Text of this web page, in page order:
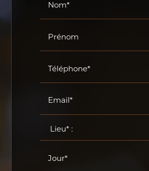
Nom*
Prénom
Téléphone*
Email*
Jour*